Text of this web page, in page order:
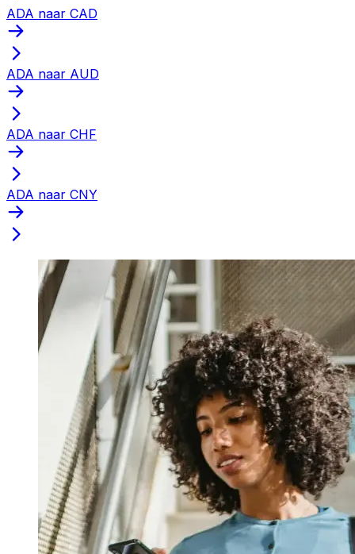
ADA naar CAD
ADA naar AUD
ADA naar CHF
ADA naar CNY